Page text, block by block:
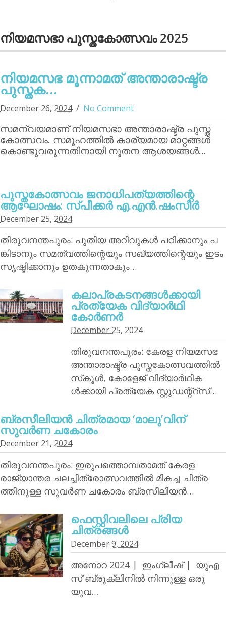
നിയമസഭാ പുസ്തകോത്സവം 2025
നിയമസഭ മൂന്നാമത് അന്താരാഷ്ട്ര
പുസ്തക...
December 26, 2024 No Comment
സമന്വയമാണ് നിയമസഭാ അന്താരാഷ്ട്ര പുസ്ത
കോത്സവം. സമൂഹത്തില്‍ കാര്യമായ മാറ്റങ്ങള്‍
കൊണ്ടുവരുന്നതിനായി നൂതന ആശയങ്ങള്‍…
പുസ്തകോത്സവം ജനാധിപത്യത്തിന്റെ
ആഘോഷം: സ്പീക്കര്‍ എ.എന്‍.ഷംസീര്‍
December 25, 2024
തിരുവനന്തപുരം: പുതിയ അറിവുകള്‍ പഠിക്കാനും പ
ങ്കിടാനും സമത്വത്തിന്റെയും സഖ്യത്തിന്റെയും ഇടം
സൃഷ്ടിക്കാനും ഉതകുന്നതാകും…
കലാപ്രകടനങ്ങള്‍ക്കായി
പ്രത്യേക വിദ്യാര്‍ഥി
കോര്‍ണര്‍
December 25, 2024
തിരുവനന്തപുരം: കേരള നിയമസഭ
അന്താരാഷ്ട്ര പുസ്തകോത്സവത്തില്‍
സ്‌കൂള്‍, കോളേജ് വിദ്യാര്‍ഥിക
ള്‍ക്കായി പ്രത്യേക സ്റ്റുഡന്റ്‌റ്‌സ്…
ബ്രസീലിയന്‍ ചിത്രമായ ‘മാലു’വിന്
സുവര്‍ണ ചകോരം
December 21, 2024
തിരുവനന്തപുരം: ഇരുപത്തൊമ്പതാമത് കേരള
രാജ്യാന്തര ചലച്ചിത്രോത്സവത്തില്‍ മികച്ച ചിത്ര
ത്തിനുള്ള സുവര്‍ണ ചകോരം ബ്രസീലിയന്‍…
ഫെസ്റ്റിവലിലെ പ്രിയ
ചിത്രങ്ങള്‍
December 9, 2024
അനോറ 2024 | ഇംഗ്ലീഷ് | യുഎ
സ് ബ്രൂക്ലിനില്‍ നിന്നുള്ള ഒരു
യുവ…